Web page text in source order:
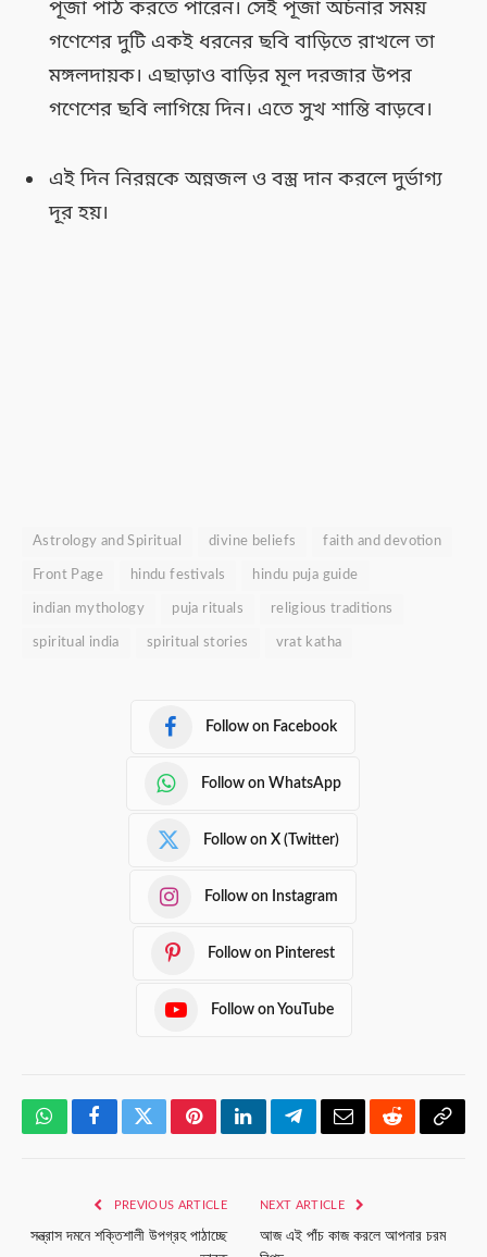
পূজা পাঠ করতে পারেন। সেই পূজা অর্চনার সময়
গণেশের দুটি একই ধরনের ছবি বাড়িতে রাখলে তা
মঙ্গলদায়ক। এছাড়াও বাড়ির মূল দরজার উপর
গণেশের ছবি লাগিয়ে দিন। এতে সুখ শান্তি বাড়বে।
এই দিন নিরন্নকে অন্নজল ও বস্ত্র দান করলে দুর্ভাগ্য
দূর হয়।
Astrology and Spiritual divine beliefs faith and devotion
Front Page hindu festivals hindu puja guide
indian mythology puja rituals religious traditions
spiritual india spiritual stories vrat katha
Follow on Facebook
Follow on WhatsApp
Follow on X (Twitter)
Follow on Instagram
Follow on Pinterest
Follow on YouTube
WhatsAppFacebookTwitterPinterestLinkedInTelegramEmailRedditCopy
PREVIOUS ARTICLE
সন্ত্রাস দমনে শক্তিশালী উপগ্রহ পাঠাচ্ছে
NEXT ARTICLE
আজ এই পাঁচ কাজ করলে আপনার চরম